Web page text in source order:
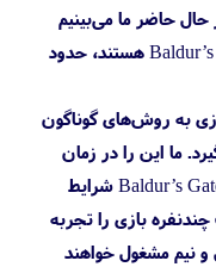
باشد. در حال حاضر ما می‌بینیم
افرادی که در حال تجربه استاندارد Baldur’s Gate 3 هستند، حدود
به روش‌های گوناگون
ما این را در زمان
Divinity: Original Sin 2 دیدیم و برای Baldur’s Gate 3 شرایط
بازی را تجربه
نیم مشغول خواهند